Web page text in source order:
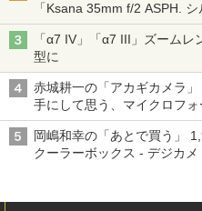
「Ksana 35mm f/2 ASPH. シ
「α7 IV」「α7 III」ズーム
型に
赤城耕一の「アカギカメラ
手にして思う、マイクロフ
岡嶋和幸の「あとで買う」
クーラーボックス - デジカメ